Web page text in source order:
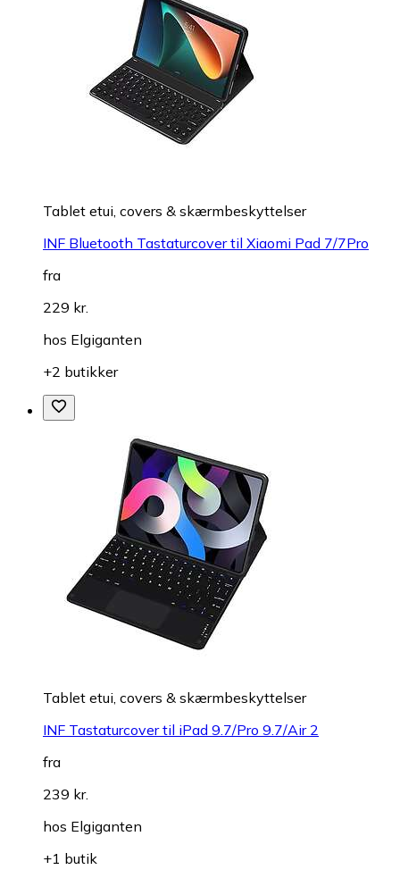
Tablet etui, covers & skærmbeskyttelser
INF Bluetooth Tastaturcover til Xiaomi Pad 7/7Pro
fra
229 kr.
hos Elgiganten
+2 butikker
Tablet etui, covers & skærmbeskyttelser
INF Tastaturcover til iPad 9.7/Pro 9.7/Air 2
fra
239 kr.
hos Elgiganten
+1 butik